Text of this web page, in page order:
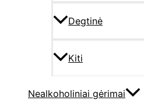
Degtinė
Kiti
Nealkoholiniai gėrimai